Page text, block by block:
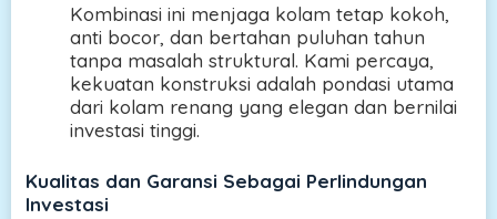
Kombinasi ini menjaga kolam tetap kokoh,
anti bocor, dan bertahan puluhan tahun
tanpa masalah struktural. Kami percaya,
kekuatan konstruksi adalah pondasi utama
dari kolam renang yang elegan dan bernilai
investasi tinggi.
Kualitas dan Garansi Sebagai Perlindungan
Investasi